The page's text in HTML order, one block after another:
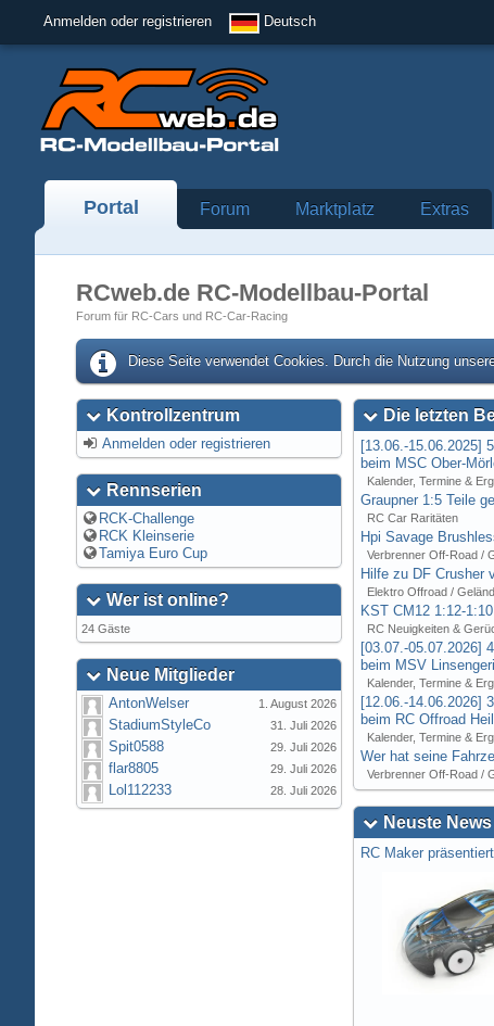
Anmelden oder registrieren Deutsch
Portal Forum Marktplatz Extras
RCweb.de RC-Modellbau-Portal
Forum für RC-Cars und RC-Car-Racing
Diese Seite verwendet Cookies. Durch die Nutzung
Kontrollzentrum
Anmelden oder registrieren
Rennserien
RCK-Challenge
RCK Kleinserie
Tamiya Euro Cup
Wer ist online?
24 Gäste
Neue Mitglieder
AntonWelser 1. August 2026
StadiumStyleCo 31. Juli 2026
Spit0588 29. Juli 2026
flar8805 29. Juli 2026
Lol112233 28. Juli 2026
Die letzten
[13.06.-15.06.2025]
beim MSC Ober-
Kalender, Termine &
Graupner 1:5 Teile
RC Car Raritäten
Hpi Savage
Verbrenner Off-Road /
Hilfe zu DF Crusher
Elektro Offroad /
KST CM12 1:12-
RC Neuigkeiten &
[03.07.-05.07.2026]
beim MSV
Kalender, Termine &
[12.06.-14.06.2026]
beim RC Offroad
Kalender, Termine &
Wer hat seine
Verbrenner Off-Road /
Neuste
RC Maker